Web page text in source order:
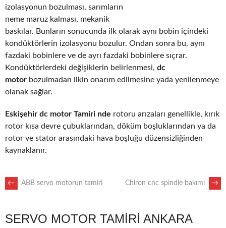
izolasyonun bozulması, sarımların
neme maruz kalması, mekanik
baskılar. Bunların sonucunda ilk olarak aynı bobin içindeki
kondüktörlerin izolasyonu bozulur. Ondan sonra bu, aynı
fazdaki bobinlere ve de ayrı fazdaki bobinlere sıçrar.
Kondüktörlerdeki değişiklerin belirlenmesi, dc
motor bozulmadan ilkin onarım edilmesine yada yenilenmeye
olanak sağlar.
Eskişehir dc motor Tamiri nde rotoru arızaları genellikle, kırık
rotor kısa devre çubuklarından, döküm boşluklarından ya da
rotor ve stator arasındaki hava boşluğu düzensizliğinden
kaynaklanır.
POST
NAVIGATION
← ABB servo motorun tamiri Chiron cnc spindle bakımı →
SERVO MOTOR TAMIRI ANKARA